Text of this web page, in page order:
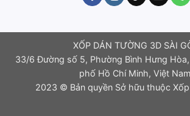
XỐP DÁN TƯỜNG 3D SÀI
33/6 Đường số 5, Phường Bình Hưng Hòa,
phố Hồ Chí Minh, Việt
2023 © Bản quyền Sở hữu thuộc Xốp